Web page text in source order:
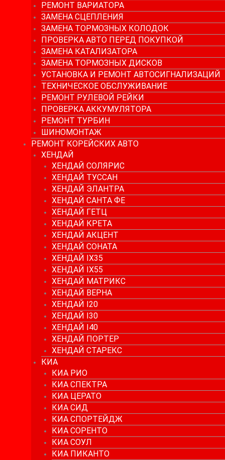
РЕМОНТ ВАРИАТОРА
ЗАМЕНА СЦЕПЛЕНИЯ
ЗАМЕНА ТОРМОЗНЫХ КОЛОДОК
ПРОВЕРКА АВТО ПЕРЕД ПОКУПКОЙ
ЗАМЕНА КАТАЛИЗАТОРА
ЗАМЕНА ТОРМОЗНЫХ ДИСКОВ
УСТАНОВКА И РЕМОНТ АВТОСИГНАЛИЗАЦИЙ
ТЕХНИЧЕСКОЕ ОБСЛУЖИВАНИЕ
РЕМОНТ РУЛЕВОЙ РЕЙКИ
ПРОВЕРКА АККУМУЛЯТОРА
РЕМОНТ ТУРБИН
ШИНОМОНТАЖ
РЕМОНТ КОРЕЙСКИХ АВТО
ХЕНДАЙ
ХЕНДАЙ СОЛЯРИС
ХЕНДАЙ ТУССАН
ХЕНДАЙ ЭЛАНТРА
ХЕНДАЙ САНТА ФЕ
ХЕНДАЙ ГЕТЦ
ХЕНДАЙ КРЕТА
ХЕНДАЙ АКЦЕНТ
ХЕНДАЙ СОНАТА
ХЕНДАЙ IX35
ХЕНДАЙ IX55
ХЕНДАЙ МАТРИКС
ХЕНДАЙ ВЕРНА
ХЕНДАЙ I20
ХЕНДАЙ I30
ХЕНДАЙ I40
ХЕНДАЙ ПОРТЕР
ХЕНДАЙ СТАРЕКС
КИА
КИА РИО
КИА СПЕКТРА
КИА ЦЕРАТО
КИА СИД
КИА СПОРТЕЙДЖ
КИА СОРЕНТО
КИА СОУЛ
КИА ПИКАНТО